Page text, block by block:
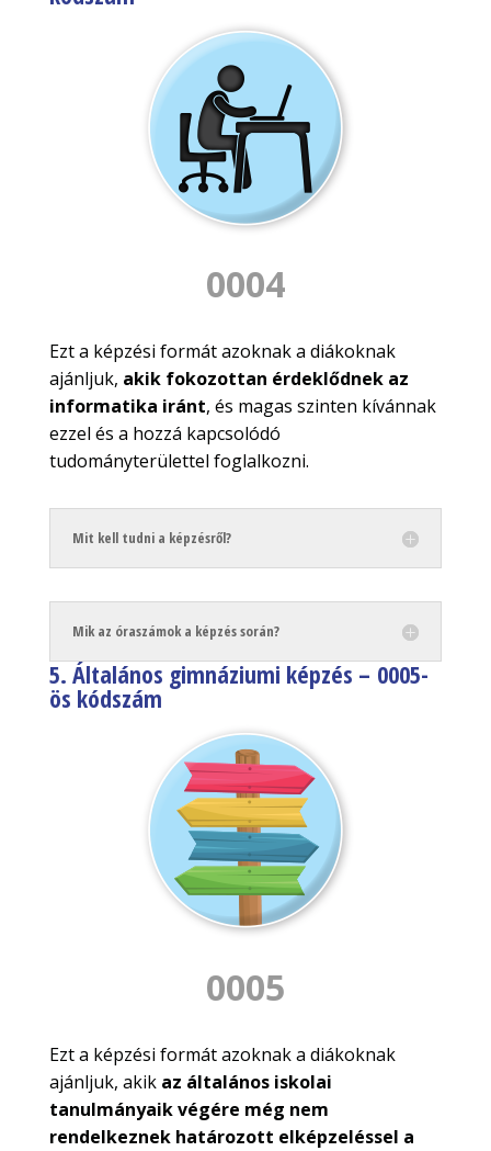
0004
Ezt a képzési formát azoknak a diákoknak
ajánljuk, akik fokozottan érdeklődnek az
informatika iránt, és magas szinten kívánnak
ezzel és a hozzá kapcsolódó
tudományterülettel foglalkozni.
Mit kell tudni a képzésről?
Mik az óraszámok a képzés során?
5. Általános gimnáziumi képzés – 0005-
ös kódszám
0005
Ezt a képzési formát azoknak a diákoknak
ajánljuk, akik az általános iskolai
tanulmányaik végére még nem
rendelkeznek határozott elképzeléssel a